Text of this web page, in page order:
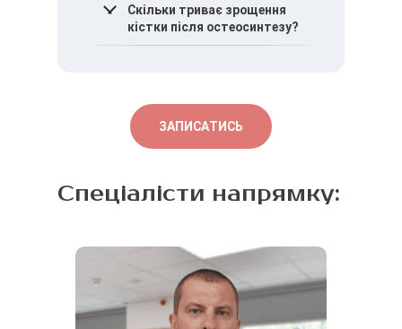
він є методом вибору.
Рухи у суміжних суглобах
зазвичай дозволяються
рано, обсяг навантаження
Скільки триває зрощення
кістки після остеосинтезу?
загального стану
здоров’я.ЗАПИСАТИСЬ
Спеціалісти напрямку: